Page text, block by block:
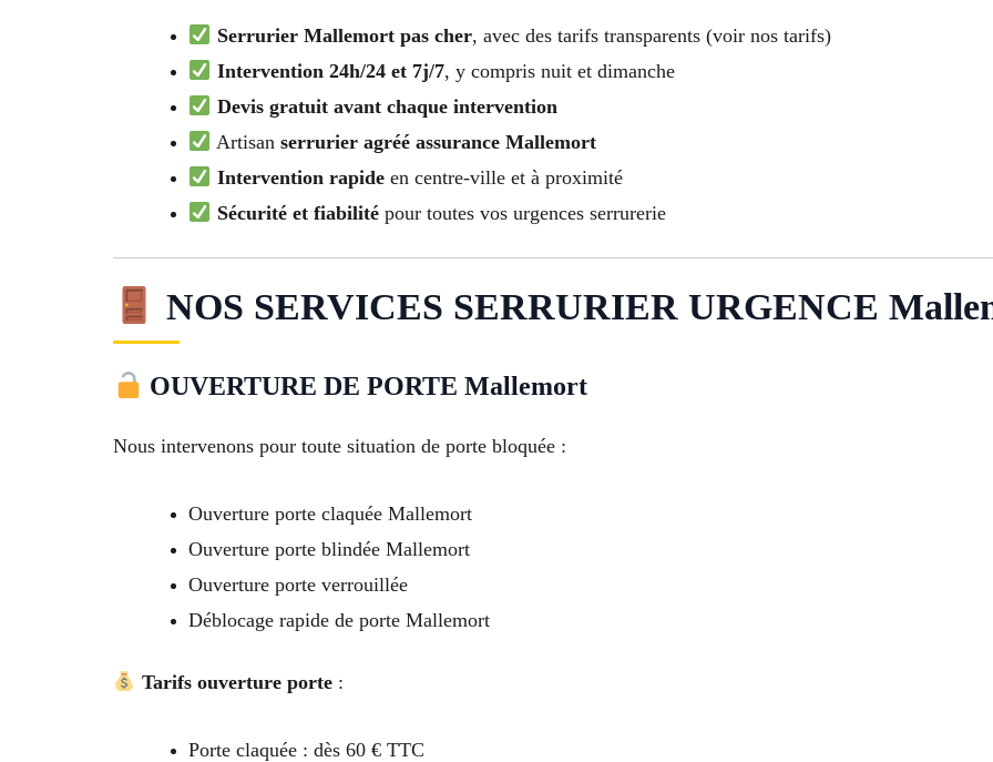
Serrurier Mallemort pas cher, avec des tarifs transparents (voir nos tarifs)
Intervention 24h/24 et 7j/7, y compris nuit et dimanche
Devis gratuit avant chaque intervention
Artisan serrurier agréé assurance Mallemort
Intervention rapideen centre-ville et à proximité
Sécurité et fiabilitépour toutes vos urgences serrurerie
NOS SERVICES SERRURIER URGENCE
OUVERTURE DE PORTE Mallemort
Nous intervenons pour toute situation de porte bloquée :
Ouverture porte claquée Mallemort
Ouverture porte blindée Mallemort
Ouverture porte verrouillée
Déblocage rapide de porte Mallemort
Tarifs ouverture porte:
Porte claquée : dès 60 € TTC